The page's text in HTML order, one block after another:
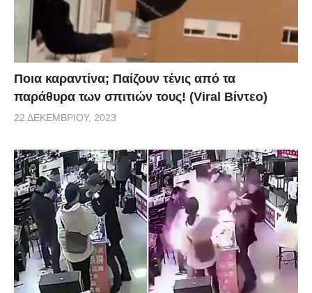
Ποια καραντίνα; Παίζουν τένις από τα
παράθυρα των σπιτιών τους! (Viral Βίντεο)
22 ΔΕΚΕΜΒΡΊΟΥ, 2023